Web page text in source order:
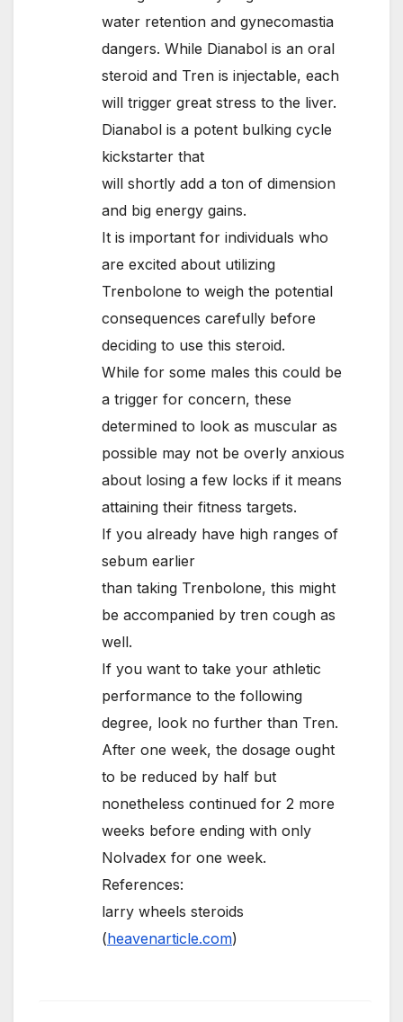
water retention and gynecomastia
dangers. While Dianabol is an oral
steroid and Tren is injectable, each
will trigger great stress to the liver.
Dianabol is a potent bulking cycle
kickstarter that
will shortly add a ton of dimension
and big energy gains.
It is important for individuals who
are excited about utilizing
Trenbolone to weigh the potential
consequences carefully before
deciding to use this steroid.
While for some males this could be
a trigger for concern, these
determined to look as muscular as
possible may not be overly anxious
about losing a few locks if it means
attaining their fitness targets.
If you already have high ranges of
sebum earlier
than taking Trenbolone, this might
be accompanied by tren cough as
well.
If you want to take your athletic
performance to the following
degree, look no further than Tren.
After one week, the dosage ought
to be reduced by half but
nonetheless continued for 2 more
weeks before ending with only
Nolvadex for one week.
References:
larry wheels steroids
(heavenarticle.com)